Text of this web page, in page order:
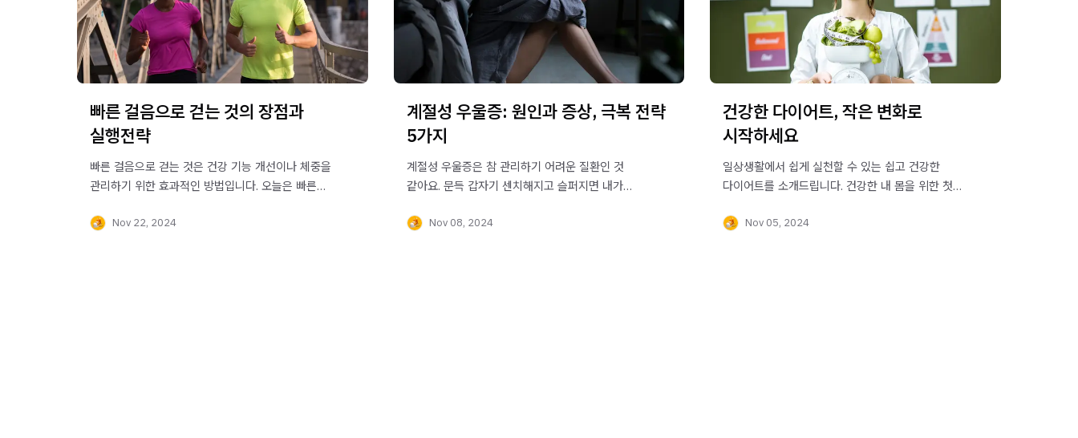
빠른 걸음으로 걷는 것의 장점과
실행전략
빠른 걸음으로 걷는 것은 건강 기능 개선이나 체중을
관리하기 위한 효과적인 방법입니다. 오늘은 빠른
걸을 수 있는지 알아보겠습니다
Nov 22, 2024
계절성 우울증: 원인과 증상, 극복 전략
5가지
계절성 우울증은 참 관리하기 어려운 질환인 것
같아요. 문득 갑자기 센치해지고 슬퍼지면 내가
겪고 있다는 계절성 우울증의 극복 방법에 대해
Nov 08, 2024
건강한 다이어트, 작은 변화로
시작하세요
일상생활에서 쉽게 실천할 수 있는 쉽고 건강한
다이어트를 소개드립니다. 건강한 내 몸을 위한 첫
Nov 05, 2024